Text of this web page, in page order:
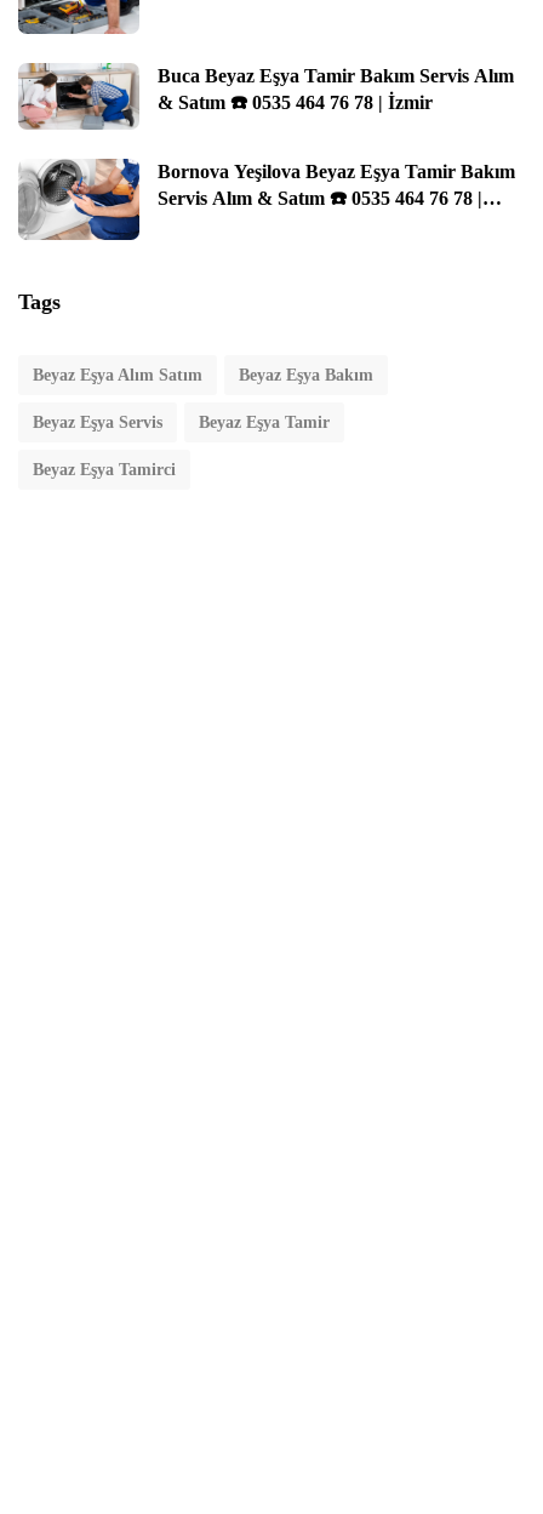
Buca Beyaz Eşya Tamir Bakım Servis Alım
& Satım ☎️ 0535 464 76 78 | İzmir
Bornova Yeşilova Beyaz Eşya Tamir Bakım
Servis Alım & Satım ☎️ 0535 464 76 78 |
Tags
Beyaz Eşya Alım Satım Beyaz Eşya Bakım
Beyaz Eşya Servis Beyaz Eşya Tamir
Beyaz Eşya Tamirci